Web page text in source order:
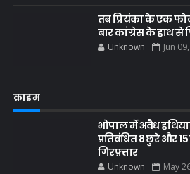
तब प्रियंका के एक
बार कांग्रेस के हाथ
Unknown Jun
क्राइम
भोपाल में अवैध
प्रतिबंधित 8 छुरे और
गिरफ़्तार
Unknown May